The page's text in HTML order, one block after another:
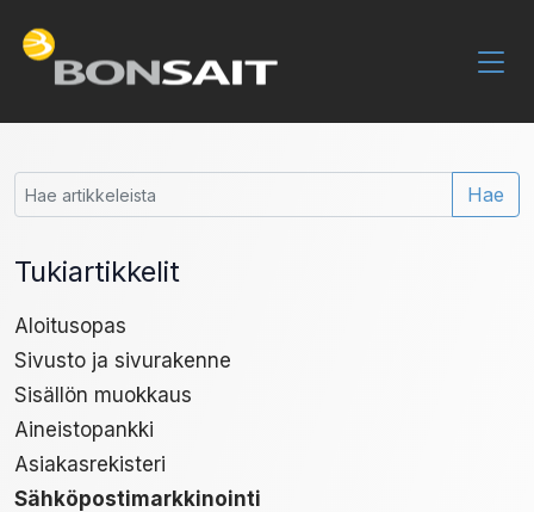
Hae
Tukiartikkelit
Aloitusopas
Sivusto ja sivurakenne
Sisällön muokkaus
Aineistopankki
Asiakasrekisteri
Sähköpostimarkkinointi